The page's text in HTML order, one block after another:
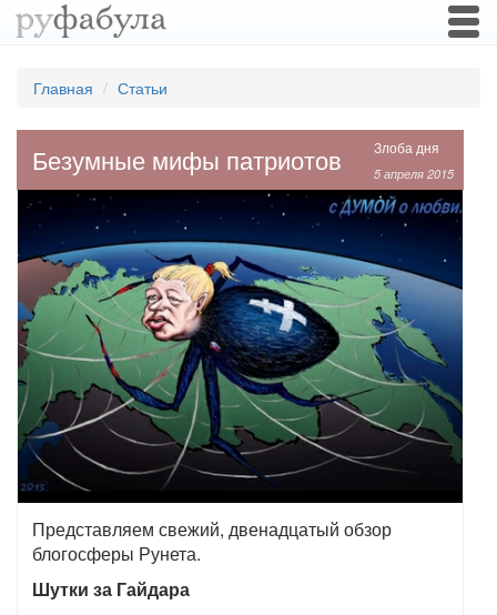
Главная Статьи
Злоба дня
5 апреля 2015
Безумные мифы патриотов
Представляем свежий, двенадцатый обзор
блогосферы Рунета.
Шутки за Гайдара